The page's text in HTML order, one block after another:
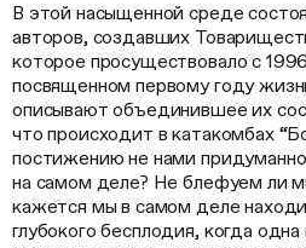
В этой насыщенной среде
авторов, создавших
которое просуществовало с
посвященном первому году
описывают объединившее их
что происходит в катакомбах
постижению не нами
на самом деле? Не блефуем ли
кажется мы в самом деле
глубокого бесплодия, когда